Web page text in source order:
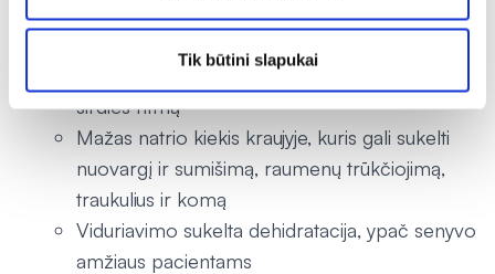
Tik būtini slapukai
turimus duomenis):
raumenų silpnumą, trūkčiojimą ar nenormalų
širdies ritmą
Mažas natrio kiekis kraujyje, kuris gali sukelti
nuovargį ir sumišimą, raumenų trūkčiojimą,
traukulius ir komą
Viduriavimo sukelta dehidratacija, ypač senyvo
amžiaus pacientams